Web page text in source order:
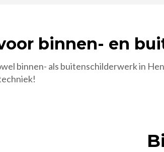
binnen- en
binnen- als buitenschilderwerk in